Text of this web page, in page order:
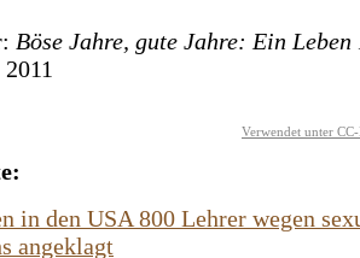
Böse Jahre, gute Jahre: Ein Leben
Verwendet unter
in den USA 800 Lehrer wegen
angeklagt